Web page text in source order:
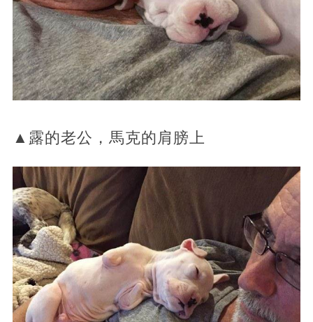
▲露的老公，馬克的肩膀上